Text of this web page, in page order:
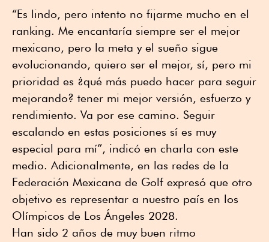
“Es lindo, pero intento no fijarme mucho en el
ranking. Me encantaría siempre ser el mejor
mexicano, pero la meta y el sueño sigue
evolucionando, quiero ser el mejor, sí, pero mi
prioridad es ¿qué más puedo hacer para seguir
mejorando? tener mi mejor versión, esfuerzo y
rendimiento. Va por ese camino. Seguir
escalando en estas posiciones sí es muy
especial para mí”, indicó en charla con este
medio. Adicionalmente, en las redes de la
Federación Mexicana de Golf expresó que otro
objetivo es representar a nuestro país en los
Olímpicos de Los Ángeles 2028.
Han sido 2 años de muy buen ritmo